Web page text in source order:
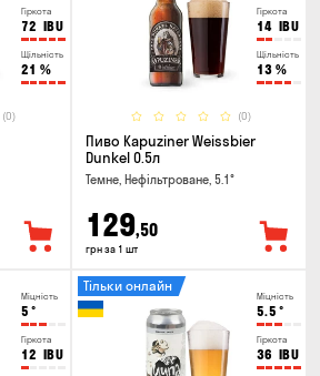
Гіркота
72 IBU
Щільність
21 %
(0)
Гіркота
14 IBU
Щільність
13 %
(0)
Пиво Kapuziner Weissbier
Dunkel 0.5л
Темне, Нефільтроване, 5.1°
129,50
грн за 1 шт
Міцність
5 °
Гіркота
12 IBU
Міцність
5.5 °
Гіркота
36 IBU
Тільки онлайн